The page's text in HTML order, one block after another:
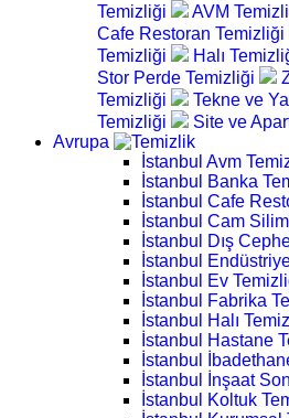
Temizliği
AVM
Cafe Restoran Temizliği
Temizliği
Halı
Stor Perde Temizliği
Temizliği
Tekne ve
Temizliği
Site ve
Avrupa
İstanbul Avm
İstanbul Banka
İstanbul Cafe
İstanbul Cam
İstanbul Dış
İstanbul
İstanbul Ev
İstanbul Fabrika
İstanbul Halı
İstanbul Hastane
İstanbul
İstanbul İnşaat
İstanbul Koltuk